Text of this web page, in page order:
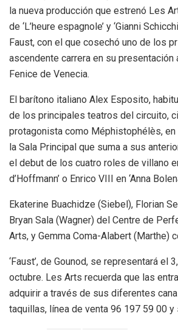
la nueva producción que estrenó Les
de ‘L’heure espagnole’ y ‘Gianni
Faust, con el que cosechó uno de los
ascendente carrera en su presentación
Fenice de Venecia.
El barítono italiano Alex Esposito,
de los principales teatros del circuito,
protagonista como Méphistophélès, en
la Sala Principal que suma a sus
el debut de los cuatro roles de villano
d’Hoffmann’ o Enrico VIII en ‘Anna
Ekaterine Buachidze (Siebel), Florian
Bryan Sala (Wagner) del Centre de
Arts, y Gemma Coma-Alabert (Marthe)
‘Faust’, de Gounod, se representará el
octubre. Les Arts recuerda que las
adquirir a través de sus diferentes
taquillas, línea de venta 96 197 59 00 y